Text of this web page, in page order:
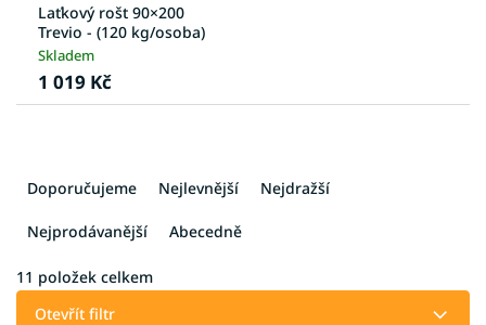
Laťkový rošt 90×200
Trevio - (120 kg/osoba)
Skladem
1 019 Kč
í
p
Doporučujeme Nejlevnější Nejdražší
Nejprodávanější Abecedně
11 položek celkem
Otevřít filtr